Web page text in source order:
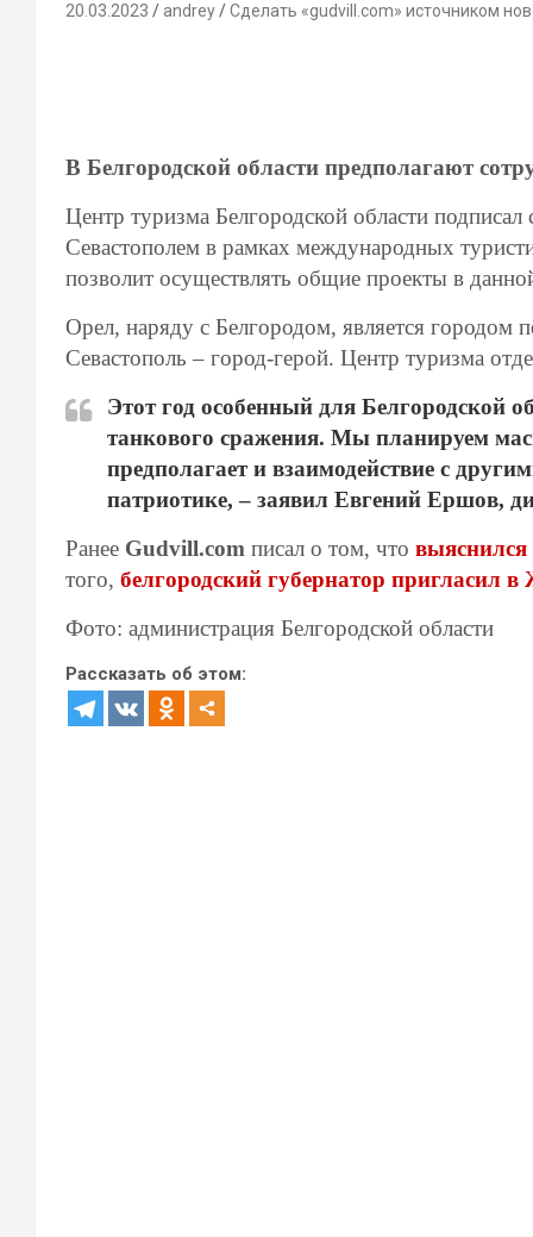
20.03.2023 andrey Сделать «gudvill.com» источником
В Белгородской области предполагают
Центр туризма Белгородской области
Севастополем в рамках международных
позволит осуществлять общие проекты в
Орел, наряду с Белгородом, является городом
Севастополь – город-герой. Центр туризма
Этот год особенный для Белгородской
танкового сражения. Мы планируем
предполагает и взаимодействие с
патриотике, – заявил Евгений Ершов,
Ранее Gudvill.com писал о том, что выяснился
того, белгородский губернатор пригласил
Фото: администрация Белгородской области
Рассказать об этом: